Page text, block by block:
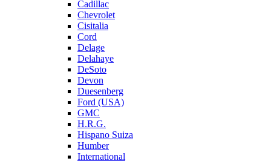
Cadillac
Chevrolet
Cisitalia
Cord
Delage
Delahaye
DeSoto
Devon
Duesenberg
Ford (USA)
GMC
H.R.G.
Hispano Suiza
Humber
International